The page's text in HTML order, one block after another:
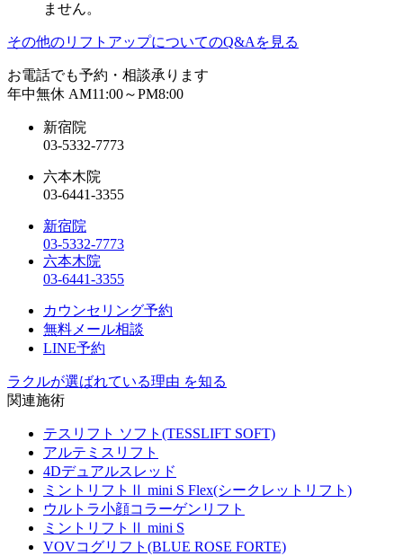
ません。
その他のリフトアップについてのQ&Aを見る
お電話でも予約・相談承ります
年中無休 AM11:00～PM8:00
新宿院
03-5332-7773
六本木院
03-6441-3355
新宿院
03-5332-7773
六本木院
03-6441-3355
カウンセリング予約
無料メール相談
LINE予約
ラクルが選ばれている理由 を知る
関連施術
テスリフト ソフト(TESSLIFT SOFT)
アルテミスリフト
4Dデュアルスレッド
ミントリフトⅡ mini S Flex(シークレットリフト)
ウルトラ小顔コラーゲンリフト
ミントリフトⅡ mini S
VOVコグリフト(BLUE ROSE FORTE)